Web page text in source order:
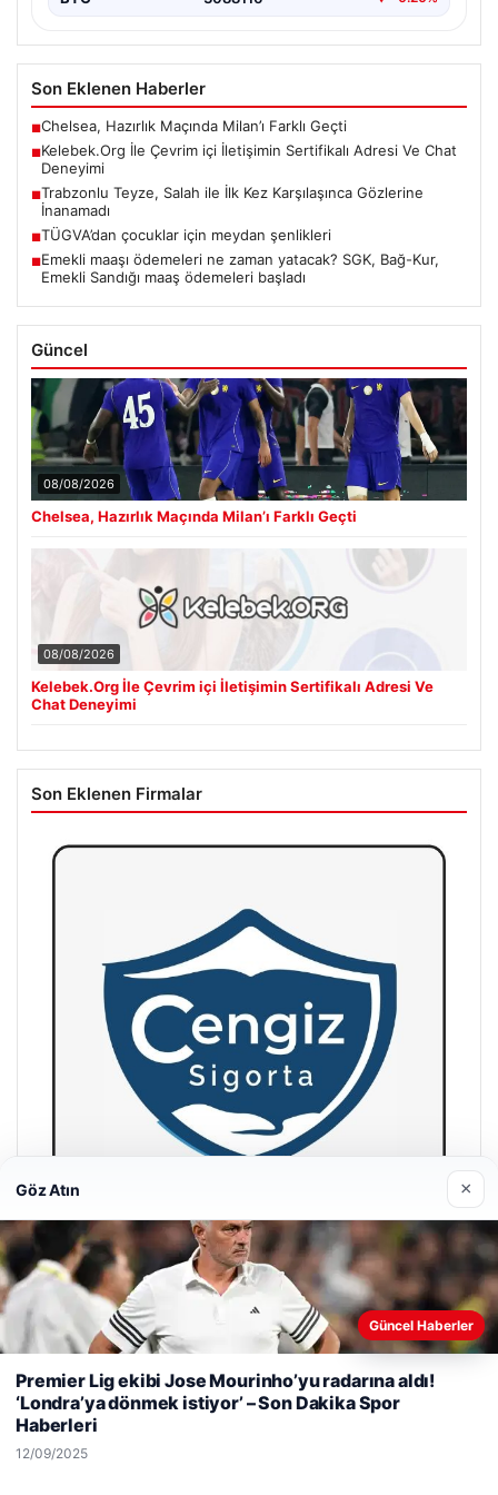
Son Eklenen Haberler
■Chelsea, Hazırlık Maçında Milan’ı Farklı Geçti
■Kelebek.Org İle Çevrim içi İletişimin Sertifikalı Adresi Ve Chat
Deneyimi
■Trabzonlu Teyze, Salah ile İlk Kez Karşılaşınca Gözlerine
İnanamadı
■TÜGVA’dan çocuklar için meydan şenlikleri
■Emekli maaşı ödemeleri ne zaman yatacak? SGK, Bağ-Kur,
Emekli Sandığı maaş ödemeleri başladı
Güncel
08/08/2026
Chelsea, Hazırlık Maçında Milan’ı Farklı Geçti
08/08/2026
Kelebek.Org İle Çevrim içi İletişimin Sertifikalı Adresi Ve
Chat Deneyimi
Son Eklenen Firmalar
Hastaş Beton
26/05/2026
deneyiminizi kişiselleştirmek ve geliştirmek amacıyla çerezler
kullanıyoruz.Çerez Politikamız
Göz Atın ×
Güncel Haberler
Premier Lig ekibi Jose Mourinho’yu radarına aldı!
‘Londra’ya dönmek istiyor’ – Son Dakika Spor
Haberleri
12/09/2025